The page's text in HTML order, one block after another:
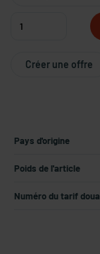
Créer une offre
Pays d'origine
Poids de l'article
Numéro du tarif